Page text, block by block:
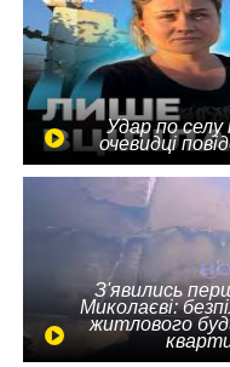
Удар по селу
очевидці
З'явились
Миколаєві:
житлового